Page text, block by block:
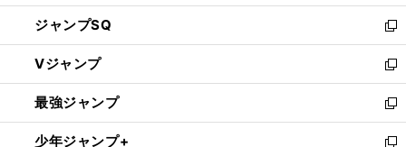
し
い
ウ
ィ
ン
ド
ウ
で
ジャンプSQ
新
し
い
ウ
ィ
ン
ド
Vジャンプ
新
し
い
ウ
ィ
最強ジャンプ
新
し
少年ジャンプ+